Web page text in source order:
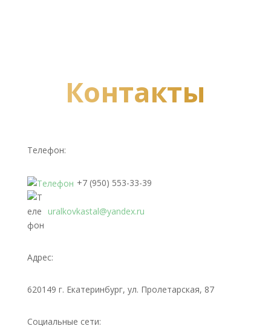
Контакты
Телефон:
+7 (950) 553-33-39
uralkovkastal@yandex.ru
Адрес:
620149 г. Екатеринбург, ул. Пролетарская, 87
Социальные сети: